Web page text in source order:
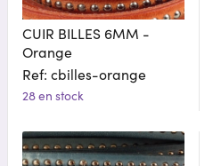
CUIR BILLES 6MM -
Orange
Ref: cbilles-orange
28 en stock